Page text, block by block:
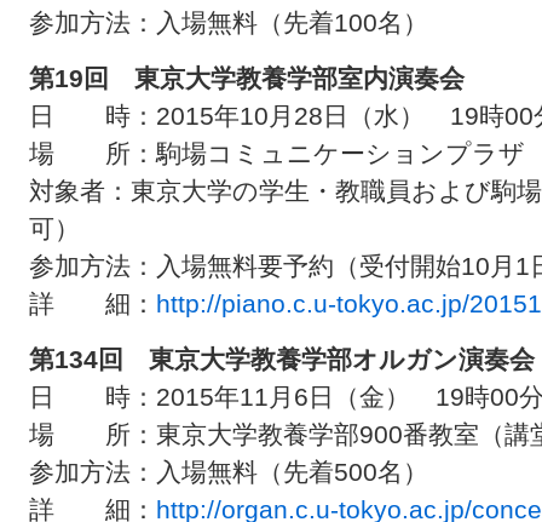
参加方法：入場無料（先着100名）
第19回 東京大学教養学部室内演奏会
日 時：2015年10月28日（水） 19時00
場 所：駒場コミュニケーションプラザ
対象者：東京大学の学生・教職員および駒
可）
参加方法：入場無料要予約（受付開始10月
詳 細： http://piano.c.u-tokyo.ac.jp/
第134回 東京大学教養学部オルガン演奏会
日 時：2015年11月6日（金） 19時00分
場 所：東京大学教養学部900番教室（講
参加方法：入場無料（先着500名）
詳 細： http://organ.c.u-tokyo.ac.jp/